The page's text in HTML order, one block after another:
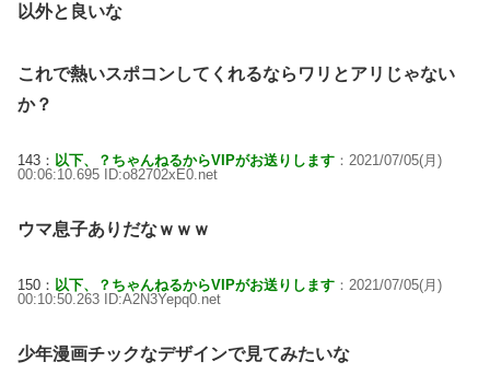
以外と良いな
これで熱いスポコンしてくれるならワリとアリじゃない
か？
143： 以下、？ちゃんねるからVIPがお送りします ：2021/07/05(月)
00:06:10.695 ID:o82702xE0.net
ウマ息子ありだなｗｗｗ
150： 以下、？ちゃんねるからVIPがお送りします ：2021/07/05(月)
00:10:50.263 ID:A2N3Yepq0.net
少年漫画チックなデザインで見てみたいな